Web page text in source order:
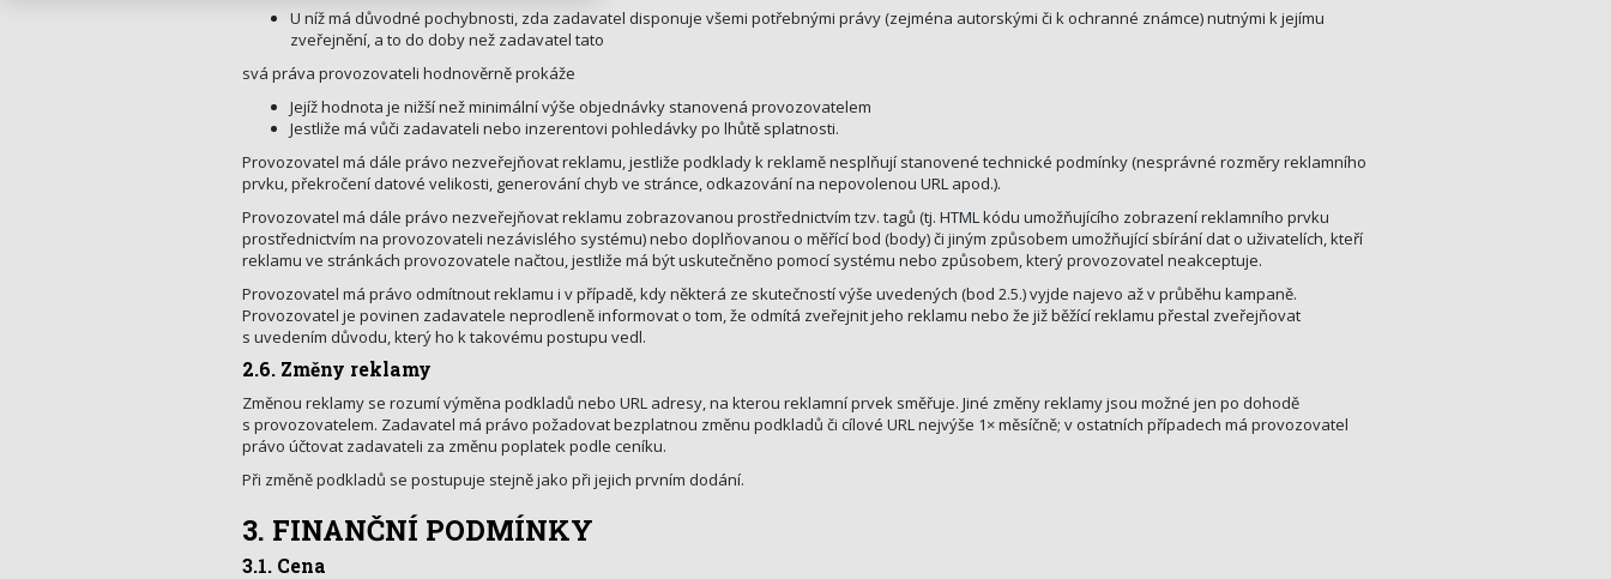
U níž má důvodné pochybnosti, zda zadavatel disponuje všemi potřebnými právy (zejména autorskými či k ochranné známce) nutnými k jejímu
zveřejnění, a to do doby než zadavatel tato
svá práva provozovateli hodnověrně prokáže
Jejíž hodnota je nižší než minimální výše objednávky stanovená provozovatelem
Jestliže má vůči zadavateli nebo inzerentovi pohledávky po lhůtě splatnosti.
Provozovatel má dále právo nezveřejňovat reklamu, jestliže podklady k reklamě nesplňují stanovené technické podmínky (nesprávné rozměry reklamního
prvku, překročení datové velikosti, generování chyb ve stránce, odkazování na nepovolenou URL apod.).
Provozovatel má dále právo nezveřejňovat reklamu zobrazovanou prostřednictvím tzv. tagů (tj. HTML kódu umožňujícího zobrazení reklamního prvku
prostřednictvím na provozovateli nezávislého systému) nebo doplňovanou o měřící bod (body) či jiným způsobem umožňující sbírání dat o uživatelích, kteří
reklamu ve stránkách provozovatele načtou, jestliže má být uskutečněno pomocí systému nebo způsobem, který provozovatel neakceptuje.
Provozovatel má právo odmítnout reklamu i v případě, kdy některá ze skutečností výše uvedených (bod 2.5.) vyjde najevo až v průběhu kampaně.
Provozovatel je povinen zadavatele neprodleně informovat o tom, že odmítá zveřejnit jeho reklamu nebo že již běžící reklamu přestal zveřejňovat
s uvedením důvodu, který ho k takovému postupu vedl.
2.6. Změny reklamy
Změnou reklamy se rozumí výměna podkladů nebo URL adresy, na kterou reklamní prvek směřuje. Jiné změny reklamy jsou možné jen po dohodě
s provozovatelem. Zadavatel má právo požadovat bezplatnou změnu podkladů či cílové URL nejvýše 1× měsíčně; v ostatních případech má provozovatel
právo účtovat zadavateli za změnu poplatek podle ceníku.
Při změně podkladů se postupuje stejně jako při jejich prvním dodání.
3. FINANČNÍ PODMÍNKY
3.1. Cena